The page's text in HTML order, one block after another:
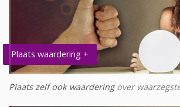
Plaats waardering +
Plaats zelf ook waarderingover